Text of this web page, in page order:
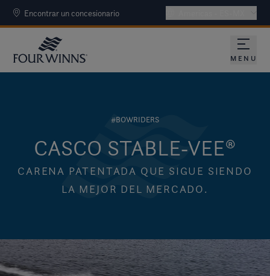
Encontrar un concesionario
MENU
#BOWRIDERS
CASCO STABLE-VEE®
CARENA PATENTADA QUE SIGUE SIENDO
LA MEJOR DEL MERCADO.